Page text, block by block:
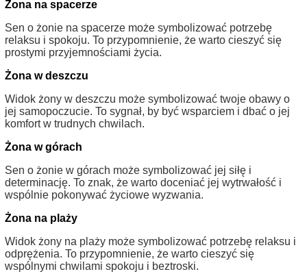
Żona na spacerze
Sen o żonie na spacerze może symbolizować potrzebę
relaksu i spokoju. To przypomnienie, że warto cieszyć się
prostymi przyjemnościami życia.
Żona w deszczu
Widok żony w deszczu może symbolizować twoje obawy o
jej samopoczucie. To sygnał, by być wsparciem i dbać o jej
komfort w trudnych chwilach.
Żona w górach
Sen o żonie w górach może symbolizować jej siłę i
determinację. To znak, że warto doceniać jej wytrwałość i
wspólnie pokonywać życiowe wyzwania.
Żona na plaży
Widok żony na plaży może symbolizować potrzebę relaksu i
odprężenia. To przypomnienie, że warto cieszyć się
wspólnymi chwilami spokoju i beztroski.